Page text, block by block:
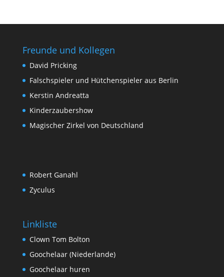
Freunde und Kollegen
David Pricking
Falschspieler und Hütchenspieler aus Berlin
Kerstin Andreatta
Kinderzaubershow
Magischer Zirkel von Deutschland
Robert Ganahl
Zyculus
Linkliste
Clown Tom Bolton
Goochelaar (Niederlande)
Goochelaar huren